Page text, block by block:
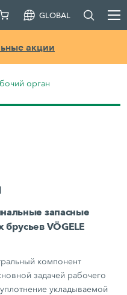
GLOBAL
акции
орган
запасные
VÖGELE
компонент
задачей рабочего
укладываемой